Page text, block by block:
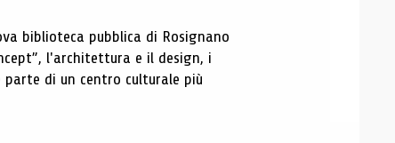
biblioteca pubblica di Rosignano
l'architettura e il design, i
di un centro culturale più